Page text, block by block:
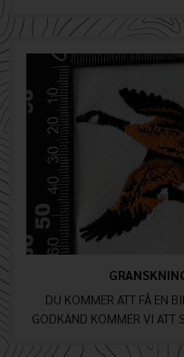
DU KOMMER ATT FÅ EN
GODKÄND KOMMER VI ATT